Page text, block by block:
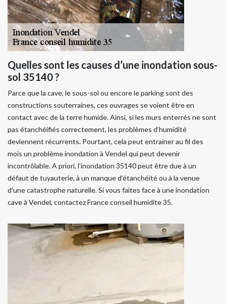
Quelles sont les causes d’une inondation sous-
sol 35140 ?
Parce que la cave, le sous-sol ou encore le parking sont des
constructions souterraines, ces ouvrages se voient être en
contact avec de la terre humide. Ainsi, si les murs enterrés ne sont
pas étanchéifiés correctement, les problèmes d’humidité
deviennent récurrents. Pourtant, cela peut entrainer au fil des
mois un problème inondation à Vendel qui peut devenir
incontrôlable. A priori, l’inondation 35140 peut être due à un
défaut de tuyauterie, à un manque d’étanchéité ou à la venue
d’une catastrophe naturelle. Si vous faites face à une inondation
cave à Vendel, contactez France conseil humidite 35.